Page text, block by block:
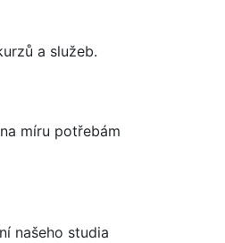
a služeb.
míru potřebám
našeho studia